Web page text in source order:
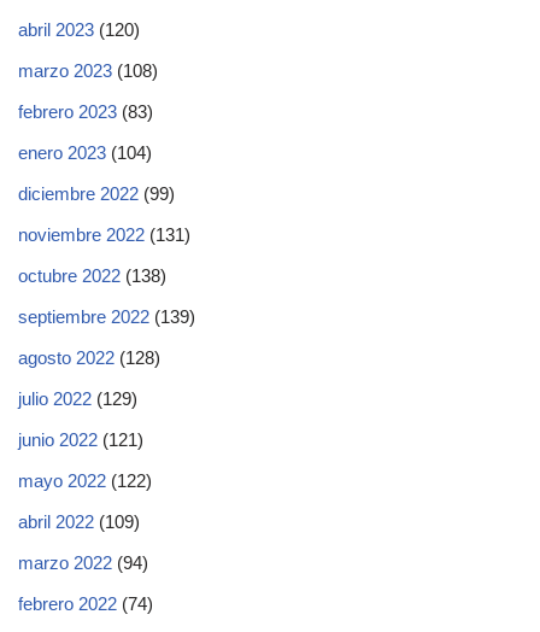
abril 2023 (120)
marzo 2023 (108)
febrero 2023 (83)
enero 2023 (104)
diciembre 2022 (99)
noviembre 2022 (131)
octubre 2022 (138)
septiembre 2022 (139)
agosto 2022 (128)
julio 2022 (129)
junio 2022 (121)
mayo 2022 (122)
abril 2022 (109)
marzo 2022 (94)
febrero 2022 (74)